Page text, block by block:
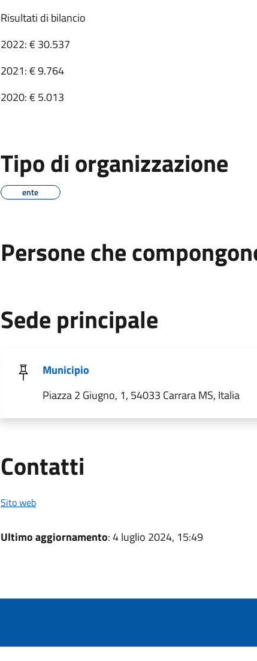
Risultati di bilancio
2022: € 30.537
2021: € 9.764
2020: € 5.013
Tipo di organizzazione
ente
Persone che
Sede principale
Municipio
Piazza 2 Giugno, 1, 54033 Carrara MS, Italia
Contatti
Sito web
Ultimo aggiornamento: 4 luglio 2024, 15:49